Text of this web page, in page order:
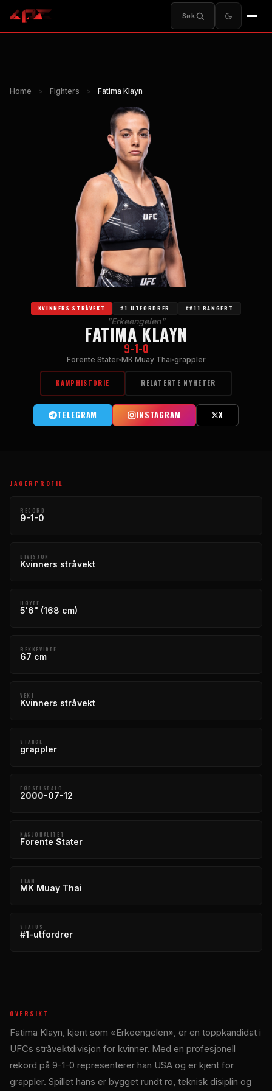
Søk
Home > Fighters > Fatima Klayn
KVINNERS STRÅVEKT #1-UTFORDRER ##11 RANGERT
"Erkeengelen"
FATIMA KLAYN
9-1-0
Forente Stater MK Muay Thai grappler
KAMPHISTORIE RELATERTE NYHETER
TELEGRAM INSTAGRAM X
JAGERPROFIL
RECORD
9-1-0
DIVISJON
Kvinners stråvekt
HØYDE
5'6" (168 cm)
REKKEVIDDE
67 cm
VEKT
Kvinners stråvekt
STANCE
grappler
FØDSELSDATO
2000-07-12
NASJONALITET
Forente Stater
TEAM
MK Muay Thai
STATUS
#1-utfordrer
OVERSIKT
Fatima Klayn, kjent som «Erkeengelen», er en toppkandidat i
UFCs stråvektdivisjon for kvinner. Med en profesjonell
rekord på 9-1-0 representerer han USA og er kjent for
grappler. Spillet hans er bygget rundt ro, teknisk disiplin og